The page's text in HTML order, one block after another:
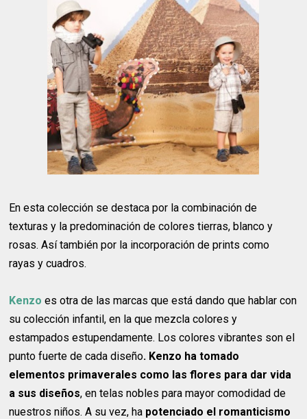
En esta colección se destaca por la combinación de
texturas y la predominación de colores tierras, blanco y
rosas. Así también por la incorporación de prints como
rayas y cuadros.
Kenzo es otra de las marcas que está dando que hablar con
su colección infantil, en la que mezcla colores y
estampados estupendamente. Los colores vibrantes son el
punto fuerte de cada diseño. Kenzo ha tomado
elementos primaverales como las flores para dar vida
a sus diseños, en telas nobles para mayor comodidad de
nuestros niños. A su vez, ha potenciado el romanticismo